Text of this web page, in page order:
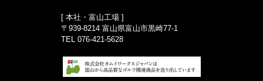
[ 本社・富山工場 ]
〒939-8214 富山県富山市黒崎77-1
TEL 076-421-5628